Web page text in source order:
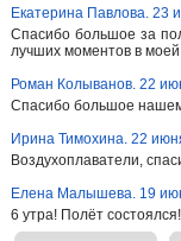
Екатерина Павлова. 23
Спасибо большое за
лучших моментов в
Роман Колыванов. 22
Спасибо большое
Ирина Тимохина. 22
Воздухоплаватели,
Елена Малышева. 19
6 утра! Полёт